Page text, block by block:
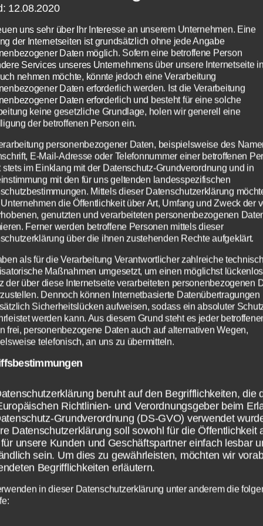
Beliebtheit. Immernoch kommen täglich
dazu.
Grund muss natürlich auch Psyonix, die
des Megahits, reagieren und hat daher
neue Server für Rocket League
In letzter Zeit mehrten sich
über Lags und teils langsame Server. Das
Onlinespiel natürlich nicht gerade hilfreich.
ist der Grund für
League Error 67
League in letzter Zeit versucht hat zu
12.08.2020
uns sehr über Ihr Interesse an unserem Unternehmen. Eine
der Internetseiten ist grundsätzlich ohne jede Angabe
Daten möglich. Sofern eine betroffene Person
Services unseres Unternehmens über unsere Internetseite in
nehmen möchte, könnte jedoch eine Verarbeitung
Daten erforderlich werden. Ist die Verarbeitung
Daten erforderlich und besteht für eine solche
keine gesetzliche Grundlage, holen wir generell eine
der betroffenen Person ein.
personenbezogener Daten, beispielsweise des
E-Mail-Adresse oder Telefonnummer einer betroffenen
stets im Einklang mit der Datenschutz-Grundverordnung und in
mit den für uns geltenden landesspezifischen
Mittels dieser Datenschutzerklärung
die Öffentlichkeit über Art, Umfang und Zweck der
genutzten und verarbeiteten personenbezogenen
Ferner werden betroffene Personen mittels dieser
über die ihnen zustehenden Rechte aufgeklärt.
als für die Verarbeitung Verantwortlicher zahlreiche
Maßnahmen umgesetzt, um einen möglichst
der über diese Internetseite verarbeiteten personenbezogenen
Dennoch können Internetbasierte Datenübertragungen
Sicherheitslücken aufweisen, sodass ein absoluter
werden kann. Aus diesem Grund steht es jeder
frei, personenbezogene Daten auch auf alternativen Wegen,
telefonisch, an uns zu übermitteln.
beruht auf den Begrifflichkeiten, die
Richtlinien- und Verordnungsgeber beim
Grundverordnung (DS-GVO) verwendet
Datenschutzerklärung soll sowohl für die Öffentlichkeit
unsere Kunden und Geschäftspartner einfach lesbar
sein. Um dies zu gewährleisten, möchten wir
Begrifflichkeiten erläutern.
in dieser Datenschutzerklärung unter anderem die